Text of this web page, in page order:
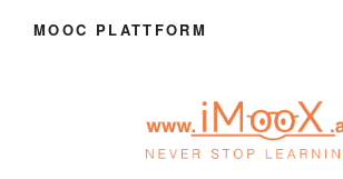
MOOC PLATTFORM